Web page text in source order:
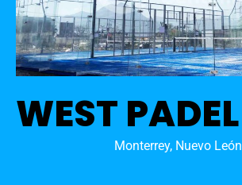
WEST PADEL
Monterrey, Nuevo León